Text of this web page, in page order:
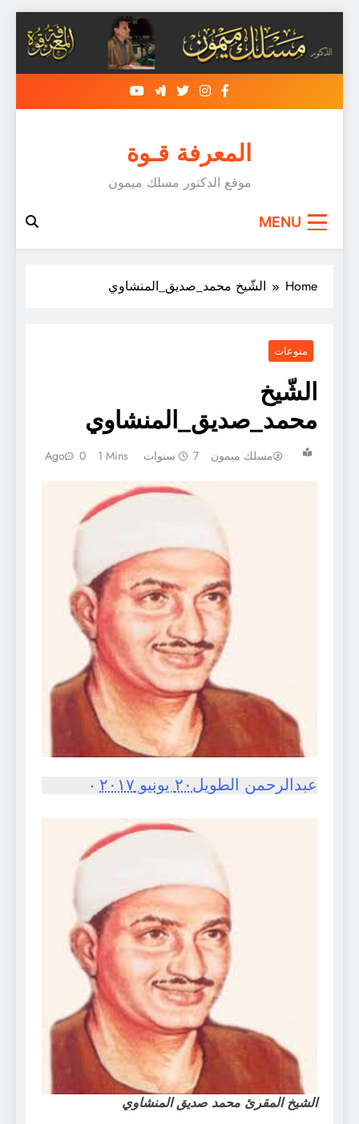
content
المعرفة قـوة
موقع الدكتور مسلك ميمون
MENU
Home الشّيخ محمد_صديق_المنشاوي
منوعات
الشّيخ
محمد_صديق_المنشاوي
مسلك ميمون 7 سنوات Ago 0 1 Mins
عبدالرحمن الطويل٢٠ يونيو ٢٠١٧ ·
الشيخ المقرئ محمد صديق المنشاوي